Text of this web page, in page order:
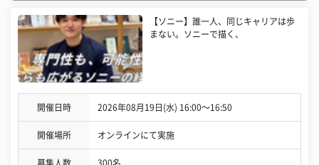
【ソニー】誰一人、同じキャリアは歩
まない。ソニーで描く、
開催日時 2026年08月19日(水) 16:00〜16:50
開催場所 オンラインにて実施
募集人数 300名